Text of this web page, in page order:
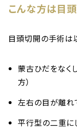
こんな方は目
目頭切開の手術は
蒙古ひだをなく
方）
左右の目が離れ
平行型の二重に